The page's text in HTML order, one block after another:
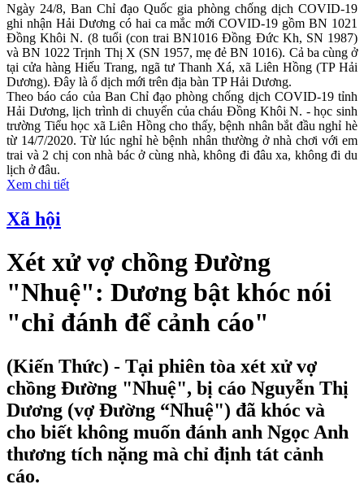
Ngày 24/8, Ban Chỉ đạo Quốc gia phòng chống dịch COVID-19
ghi nhận Hải Dương có hai ca mắc mới COVID-19 gồm BN 1021
Đồng Khôi N. (8 tuổi (con trai BN1016 Đồng Đức Kh, SN 1987)
và BN 1022 Trịnh Thị X (SN 1957, mẹ đẻ BN 1016). Cả ba cùng ở
tại cửa hàng Hiếu Trang, ngã tư Thanh Xá, xã Liên Hồng (TP Hải
Dương). Đây là ổ dịch mới trên địa bàn TP Hải Dương.
Theo báo cáo của Ban Chỉ đạo phòng chống dịch COVID-19 tỉnh
Hải Dương, lịch trình di chuyển của cháu Đồng Khôi N. - học sinh
trường Tiểu học xã Liên Hồng cho thấy, bệnh nhân bắt đầu nghỉ hè
từ 14/7/2020. Từ lúc nghỉ hè bệnh nhân thường ở nhà chơi với em
trai và 2 chị con nhà bác ở cùng nhà, không đi đâu xa, không đi du
lịch ở đâu.
Xem chi tiết
Xã hội
Xét xử vợ chồng Đường
"Nhuệ": Dương bật khóc nói
"chỉ đánh để cảnh cáo"
(Kiến Thức) - Tại phiên tòa xét xử vợ
chồng Đường "Nhuệ", bị cáo Nguyễn Thị
Dương (vợ Đường “Nhuệ") đã khóc và
cho biết không muốn đánh anh Ngọc Anh
thương tích nặng mà chỉ định tát cảnh
cáo.